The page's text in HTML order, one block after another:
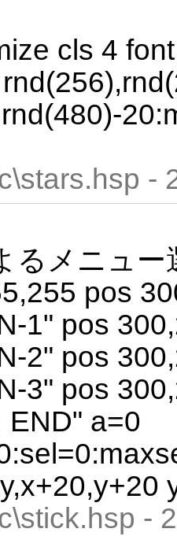
cls 4
-
るメニュ
pos
1" pos
2" pos
3" pos
END" a=0
-